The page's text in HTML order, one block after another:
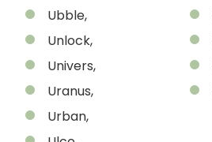
Ubble,
Unlock,
Univers,
Uranus,
Urban,